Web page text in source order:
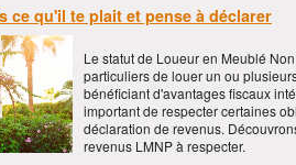
ce qu'il te plait et pense à déclarer
Le statut de Loueur en Meublé
particuliers de louer un ou
bénéficiant d'avantages fiscaux
important de respecter certaines
déclaration de revenus.
revenus LMNP à respecter.